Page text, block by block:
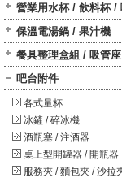
營業用水杯 / 飲料杯 /
保溫電湯鍋 / 果汁機
餐具整理盒組 / 吸管座
吧台附件
各式量杯
冰鏟 / 碎冰機
酒瓶塞 / 注酒器
桌上型開罐器 / 開瓶器
服務夾 / 麵包夾 / 沙拉